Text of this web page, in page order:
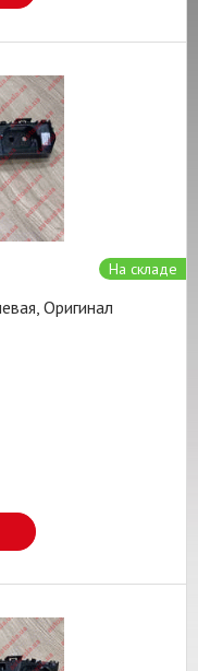
На складе
Оригинал